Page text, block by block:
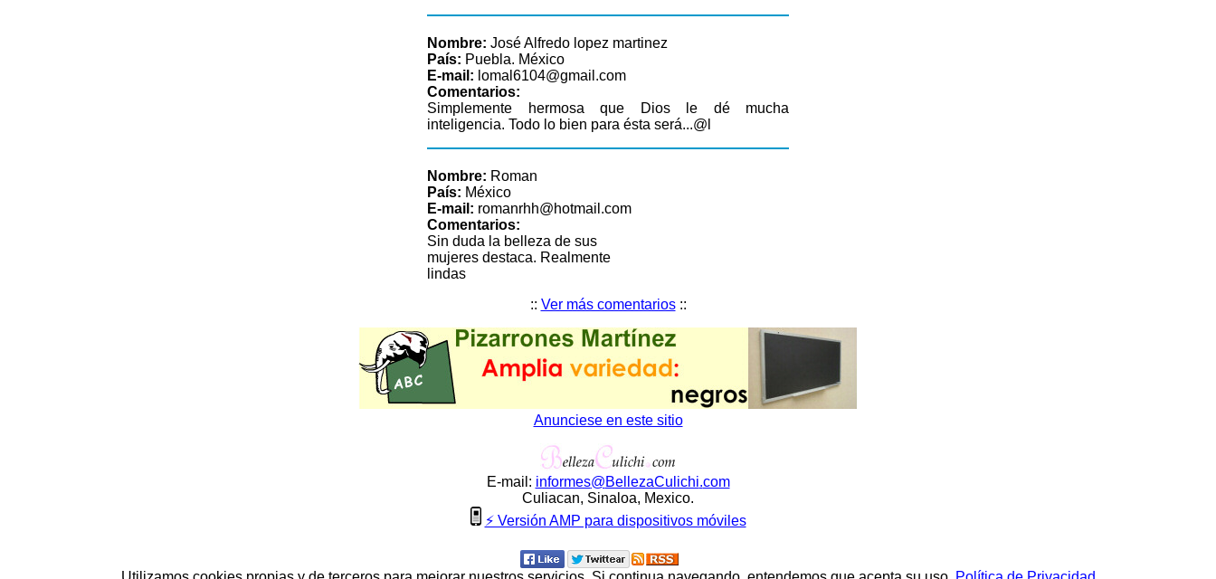
Nombre: José Alfredo lopez martinez
País: Puebla. México
E-mail: lomal6104@gmail.com
Comentarios:
Simplemente hermosa que Dios le dé mucha
inteligencia. Todo lo bien para ésta será...@l
Nombre: Roman
País: México
E-mail: romanrhh@hotmail.com
Comentarios:
Sin duda la belleza de sus
mujeres destaca. Realmente
lindas
:: Ver más comentarios::
Anunciese en este sitio
E-mail: informes@BellezaCulichi.com
Culiacan, Sinaloa, Mexico.
⚡ Versión AMP para dispositivos móviles